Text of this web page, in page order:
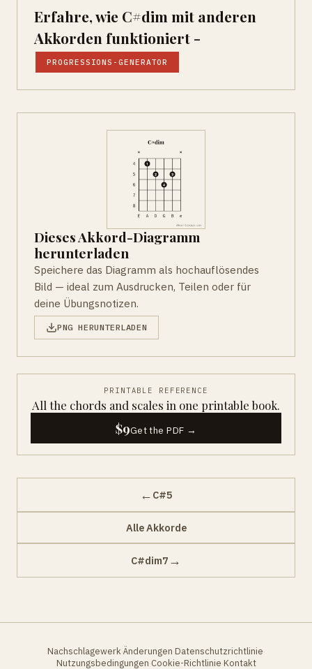
Erfahre, wie C#dim mit anderen
Akkorden funktioniert -
PROGRESSIONS-GENERATOR
Dieses Akkord-Diagramm
herunterladen
Speichere das Diagramm als hochauflösendes
Bild — ideal zum Ausdrucken, Teilen oder für
deine Übungsnotizen.
PNG HERUNTERLADEN
PRINTABLE REFERENCE
All the chords and scales in one printable book.
$9Get the PDF →
← C#5
Alle Akkorde
C#dim7 →
Nachschlagewerk·Änderungen·Datenschutzrichtlinie·
Nutzungsbedingungen·Cookie-Richtlinie·Kontakt